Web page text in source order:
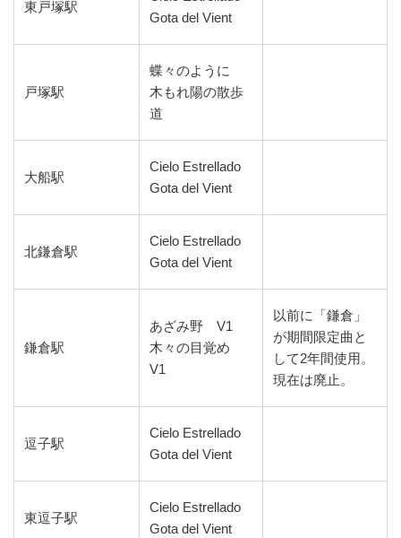
東戸塚駅
Gota del Vient
戸塚駅
蝶々のように
木もれ陽の散歩
道
大船駅
Cielo Estrellado
Gota del Vient
北鎌倉駅
Cielo Estrellado
Gota del Vient
鎌倉駅
あざみ野 V1
木々の目覚め
V1
以前に「鎌倉」
が期間限定曲と
して2年間使用。
現在は廃止。
逗子駅
Cielo Estrellado
Gota del Vient
東逗子駅
Cielo Estrellado
Gota del Vient